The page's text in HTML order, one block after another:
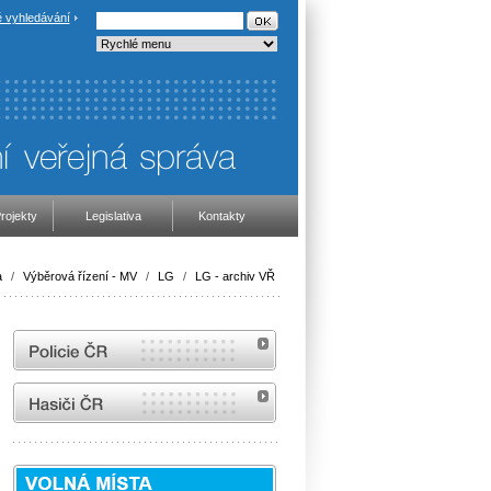
vyhledávání
Legislativa Kontakty
/ Výběrová řízení - MV / LG / LG - archiv VŘ
internetové stránky Policie ČR
internetové stránky Hasiči ČR